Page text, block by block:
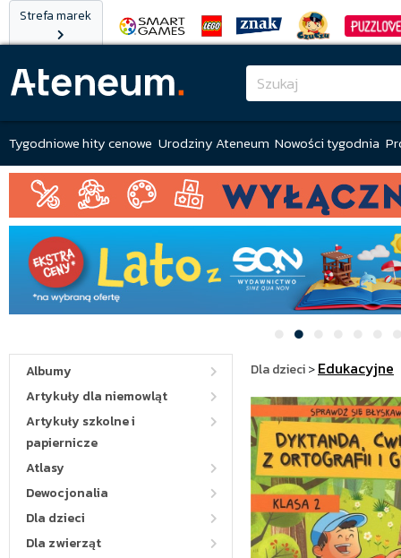
Strefa marek
Tygodniowe hity cenowe Urodziny Ateneum Nowości tygodnia
Albumy
Artykuły dla niemowląt
Artykuły szkolne i
papiernicze
Atlasy
Dewocjonalia
Dla dzieci
Dla zwierząt
Dla dzieci>Edukacyjne